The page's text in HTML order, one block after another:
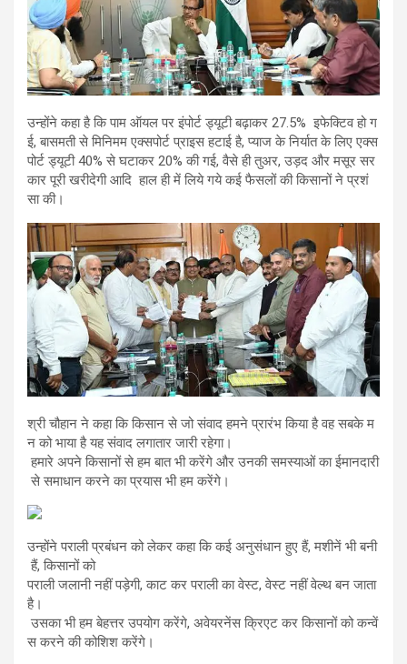
उन्होंने कहा है कि पाम ऑयल पर इंपोर्ट ड्यूटी बढ़ाकर 27.5% इफेक्टिव हो ग
ई, बासमती से मिनिमम एक्सपोर्ट प्राइस हटाई है, प्याज के निर्यात के लिए एक्स
पोर्ट ड्यूटी 40% से घटाकर 20% की गई, वैसे ही तुअर, उड़द और मसूर सर
कार पूरी खरीदेगी आदि हाल ही में लिये गये कई फैसलों की किसानों ने प्रशं
सा की।
श्री चौहान ने कहा कि किसान से जो संवाद हमने प्रारंभ किया है वह सबके म
न को भाया है यह संवाद लगातार जारी रहेगा।
हमारे अपने किसानों से हम बात भी करेंगे और उनकी समस्याओं का ईमानदारी
से समाधान करने का प्रयास भी हम करेंगे।
उन्होंने पराली प्रबंधन को लेकर कहा कि कई अनुसंधान हुए हैं, मशीनें भी बनी
हैं, किसानों को
पराली जलानी नहीं पड़ेगी, काट कर पराली का वेस्ट, वेस्ट नहीं वेल्थ बन जाता
है।
उसका भी हम बेहत्तर उपयोग करेंगे, अवेयरनेंस क्रिएट कर किसानों को कन्वें
स करने की कोशिश करेंगे।